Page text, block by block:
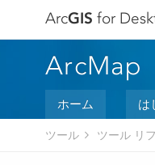
ArcGIS for
ArcMap
ホーム は
ツール ツール リ